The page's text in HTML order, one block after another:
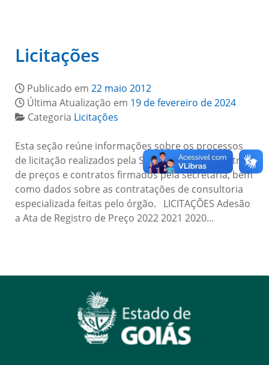
Licitações
Publicado em 22 maio 2012
Última Atualização em 19 de fevereiro de 2024
Categoria Licitações
Esta seção reúne informações sobre os processos
de licitação realizados pela SEGOV, atas de registro
de preços e contratos firmados pela secretaria, bem
como dados sobre as contratações de consultoria
especializada feitas pelo órgão. LICITAÇÕES Adesão
a Ata de Registro de Preço 2022 2021 2020…